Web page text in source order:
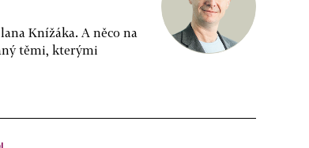
Knížáka. A něco na
těmi, kterými